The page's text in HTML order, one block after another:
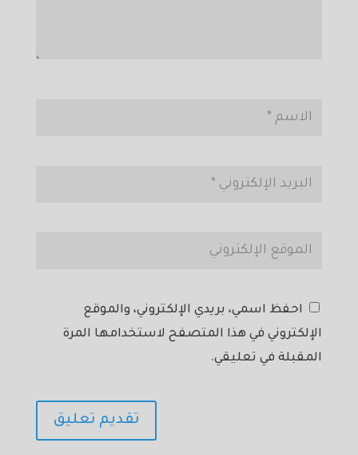
احفظ اسمي، بريدي الإلكتروني، والموقع
الإلكتروني في هذا المتصفح لاستخدامها المرة
المقبلة في تعليقي.